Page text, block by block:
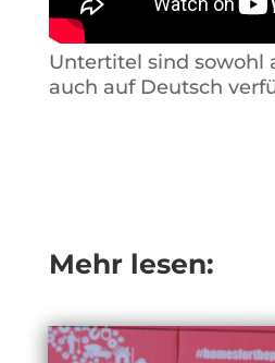
Untertitel sind sowohl
auch auf Deutsch
Mehr lesen: